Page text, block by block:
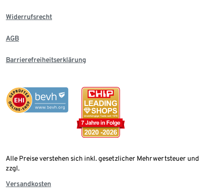
Widerrufsrecht
AGB
Barrierefreiheitserklärung
Alle Preise verstehen sich inkl. gesetzlicher Mehrwertsteuer und
zzgl.
Versandkosten